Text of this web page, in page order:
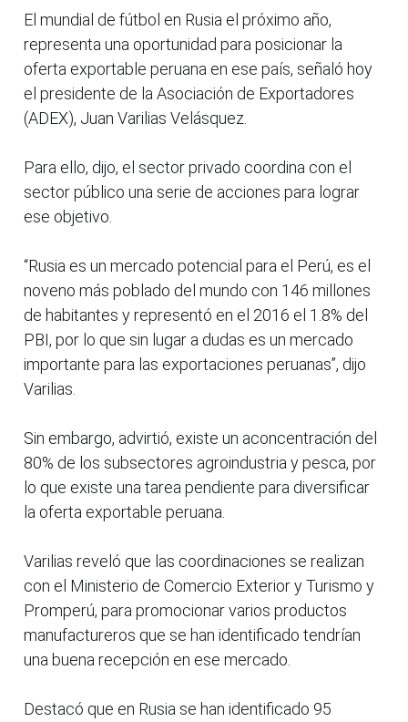
El mundial de fútbol en Rusia el próximo año,
representa una oportunidad para posicionar la
oferta exportable peruana en ese país, señaló hoy
el presidente de la Asociación de Exportadores
(ADEX), Juan Varilias Velásquez.
Para ello, dijo, el sector privado coordina con el
sector público una serie de acciones para lograr
ese objetivo.
“Rusia es un mercado potencial para el Perú, es el
noveno más poblado del mundo con 146 millones
de habitantes y representó en el 2016 el 1.8% del
PBI, por lo que sin lugar a dudas es un mercado
importante para las exportaciones peruanas”, dijo
Varilias.
Sin embargo, advirtió, existe un aconcentración del
80% de los subsectores agroindustria y pesca, por
lo que existe una tarea pendiente para diversificar
la oferta exportable peruana.
Varilias reveló que las coordinaciones se realizan
con el Ministerio de Comercio Exterior y Turismo y
Promperú, para promocionar varios productos
manufactureros que se han identificado tendrían
una buena recepción en ese mercado.
Destacó que en Rusia se han identificado 95